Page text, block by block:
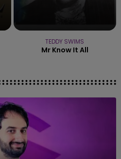
TEDDY SWIMS
Mr Know It All